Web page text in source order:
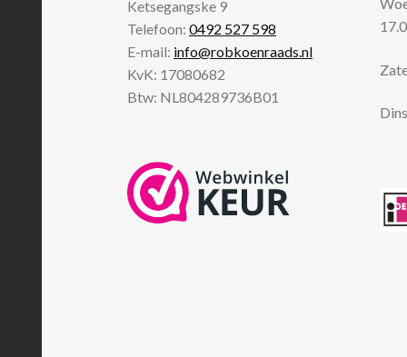
Ketsegangske 9
Telefoon:0492 527 598
E-mail: info@robkoenraads.nl
KvK: 17080682
Btw: NL804289736B01